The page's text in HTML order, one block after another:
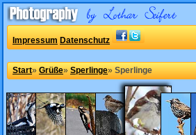
Impressum Datenschutz
Start» Grüße» Sperlinge» Sperlinge